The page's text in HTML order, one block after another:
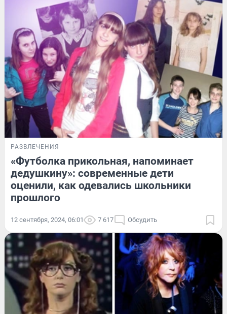
РАЗВЛЕЧЕНИЯ
«Футболка прикольная, напоминает
дедушкину»: современные дети
оценили, как одевались школьники
прошлого
12 сентября, 2024, 06:01 7 617 Обсудить